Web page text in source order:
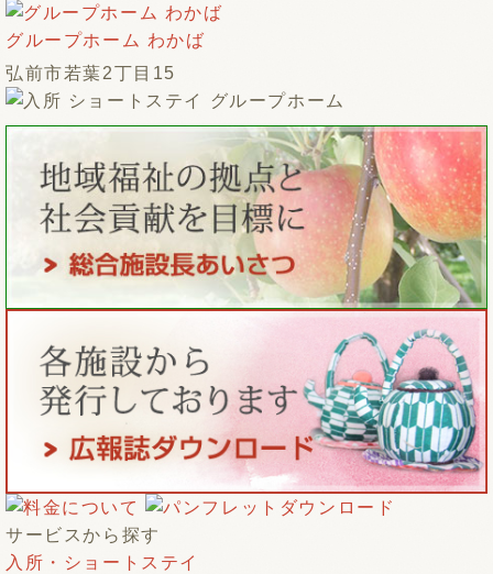
グループホーム わかば
弘前市若葉2丁目15
サービスから探す
入所・ショートステイ